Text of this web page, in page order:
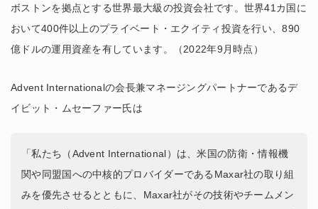
ボストンを拠点とする世界最大級の投資会社です。世界41カ国に
おいて400件以上のプライベート・エクイティ投資を行い、890
億ドルの運用資産を有しています。（2022年9月時点）
Advent Internationalの会長兼マネージングパートナーであるデ
イビット・ムセーファー氏は
「私たち（Advent International）は、米国の防衛・情報機
関や同盟国への中核的プロバイダーであるMaxar社の取り組
みを優先させるとともに、Maxar社がその技術やチームメン